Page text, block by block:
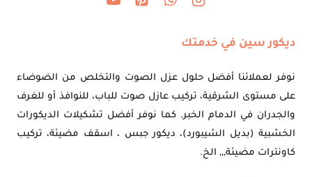
ديكور سين في خدمتك
نوفر لعملائنا أفضل حلول عزل الصوت والتخلص من الضوضاء
على مستوى الشرقية، تركيب عازل صوت للباب، للنوافذ أو للغرف
والجدران في الدمام الخبر. كما نوفر أفضل تشكيلات الديكورات
الخشبية (بديل الشيبورد)، ديكور جبس ، اسقف مضيئة، تركيب
كاونترات مضيئة,,, الخ.